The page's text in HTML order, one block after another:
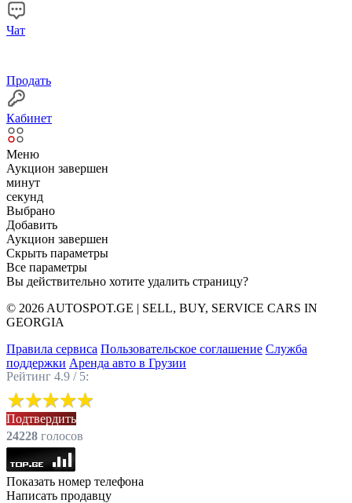
Чат
Продать
Кабинет
Меню
Аукцион завершен
минут
секунд
Выбрано
Добавить
Аукцион завершен
Скрыть параметры
Все параметры
Вы действительно хотите удалить страницу?
© 2026 AUTOSPOT.GE | SELL, BUY, SERVICE CARS IN
GEORGIA
Правила сервиса Пользовательское соглашение Служба
поддержки Аренда авто в Грузии
Рейтинг 4.9 / 5:
Подтвердить
24228 голоcов
Показать номер телефона
Написать продавцу